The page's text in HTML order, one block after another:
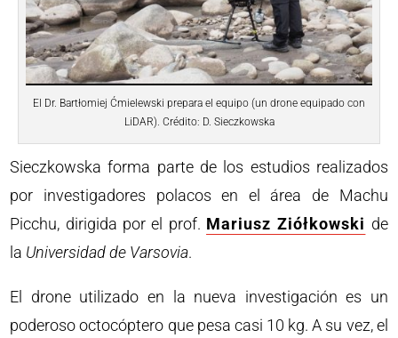
El Dr. Bartłomiej Ćmielewski prepara el equipo (un drone equipado con
LiDAR). Crédito: D. Sieczkowska
Sieczkowska forma parte de los estudios realizados
por investigadores polacos en el área de Machu
Picchu, dirigida por el prof. Mariusz Ziółkowski de
la Universidad de Varsovia.
El drone utilizado en la nueva investigación es un
poderoso octocóptero que pesa casi 10 kg. A su vez, el